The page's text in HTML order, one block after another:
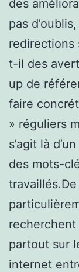
des
pas
redirections
t-il des
up de
faire
» réguliers
s’agit là
des mots-
partout sur
internet